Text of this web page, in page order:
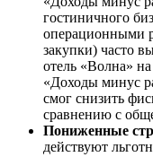
гостиничного
операционными
закупки) часто
отель «Волна»
«Доходы минус
смог снизить
сравнению с
Пониженные
действуют